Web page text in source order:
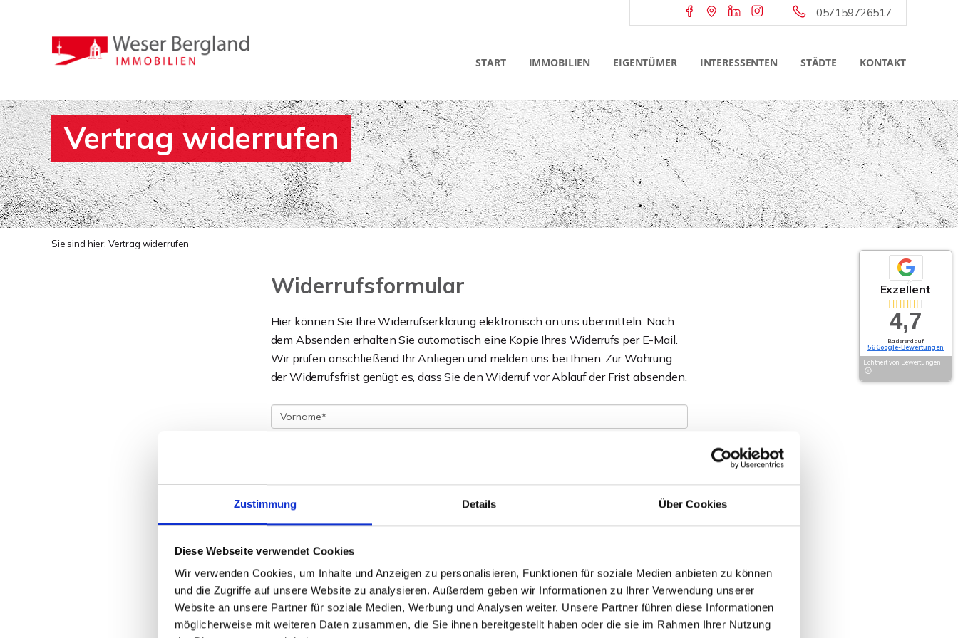
Zustimmung Details Über Cookies
Diese Webseite verwendet Cookies
Wir verwenden Cookies, um Inhalte und Anzeigen zu personalisieren, Funktionen für soziale Medien anbieten zu können
und die Zugriffe auf unsere Website zu analysieren. Außerdem geben wir Informationen zu Ihrer Verwendung unserer
Website an unsere Partner für soziale Medien, Werbung und Analysen weiter. Unsere Partner führen diese Informationen
möglicherweise mit weiteren Daten zusammen, die Sie ihnen bereitgestellt haben oder die sie im Rahmen Ihrer Nutzung
057159726517
START IMMOBILIEN EIGENTÜMER INTERESSENTEN STÄDTE KONTAKT
Vertrag widerrufen
Sie sind hier: Vertrag widerrufen
Widerrufsformular
Hier können Sie Ihre Widerrufserklärung elektronisch an uns übermitteln. Nach
dem Absenden erhalten Sie automatisch eine Kopie Ihres Widerrufs per E-Mail.
Wir prüfen anschließend Ihr Anliegen und melden uns bei Ihnen. Zur Wahrung
der Widerrufsfrist genügt es, dass Sie den Widerruf vor Ablauf der Frist absenden.
Ich habe dieDatenschutzerklärungzur Kenntnis genommen. Ich stimme zu, dass meine
Exzellent
4,7
Basierend auf
56 Google-Bewertungen
Echtheit von Bewertungen